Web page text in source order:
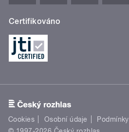
Certifikováno
Cookies Osobní údaje